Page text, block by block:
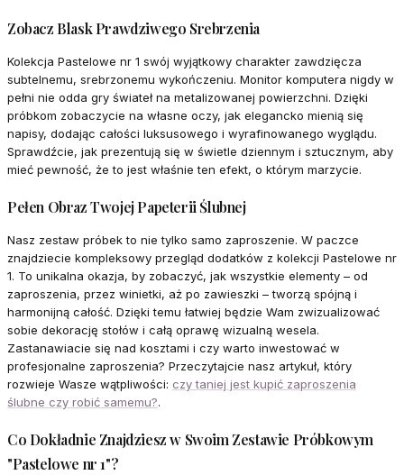
Zobacz Blask Prawdziwego Srebrzenia
Kolekcja Pastelowe nr 1 swój wyjątkowy charakter zawdzięcza
subtelnemu, srebrzonemu wykończeniu. Monitor komputera nigdy w
pełni nie odda gry świateł na metalizowanej powierzchni. Dzięki
próbkom zobaczycie na własne oczy, jak elegancko mienią się
napisy, dodając całości luksusowego i wyrafinowanego wyglądu.
Sprawdźcie, jak prezentują się w świetle dziennym i sztucznym, aby
mieć pewność, że to jest właśnie ten efekt, o którym marzycie.
Pełen Obraz Twojej Papeterii Ślubnej
Nasz zestaw próbek to nie tylko samo zaproszenie. W paczce
znajdziecie kompleksowy przegląd dodatków z kolekcji Pastelowe nr
1. To unikalna okazja, by zobaczyć, jak wszystkie elementy – od
zaproszenia, przez winietki, aż po zawieszki – tworzą spójną i
harmonijną całość. Dzięki temu łatwiej będzie Wam zwizualizować
sobie dekorację stołów i całą oprawę wizualną wesela.
Zastanawiacie się nad kosztami i czy warto inwestować w
profesjonalne zaproszenia? Przeczytajcie nasz artykuł, który
rozwieje Wasze wątpliwości: czy taniej jest kupić zaproszenia
ślubne czy robić samemu?.
Co Dokładnie Znajdziesz w Swoim Zestawie Próbkowym
"Pastelowe nr 1"?